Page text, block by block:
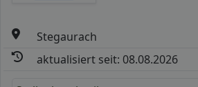
Stegaurach
aktualisiert seit: 08.08.2026